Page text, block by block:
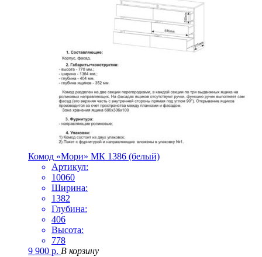
Комод «Мори» МК 1386 (белый)
Артикул:
10060
Ширина:
1382
Глубина:
406
Высота:
778
9 900 р. В корзину